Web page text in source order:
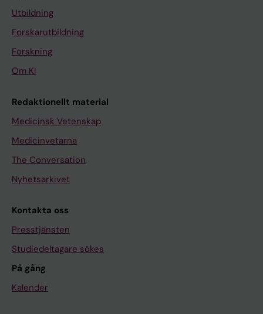
Utbildning
Forskarutbildning
Forskning
Om KI
Redaktionellt material
Medicinsk Vetenskap
Medicinvetarna
The Conversation
Nyhetsarkivet
Kontakta oss
Presstjänsten
Studiedeltagare sökes
På gång
Kalender